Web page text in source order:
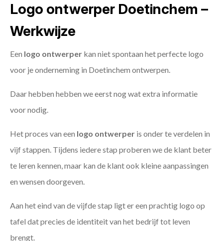
Logo ontwerper Doetinchem –
Werkwijze
Een logo ontwerper kan niet spontaan het perfecte logo
voor je onderneming in Doetinchem ontwerpen.
Daar hebben hebben we eerst nog wat extra informatie
voor nodig.
Het proces van een logo ontwerper is onder te verdelen in
vijf stappen. Tijdens iedere stap proberen we de klant beter
te leren kennen, maar kan de klant ook kleine aanpassingen
en wensen doorgeven.
Aan het eind van de vijfde stap ligt er een prachtig logo op
tafel dat precies de identiteit van het bedrijf tot leven
brengt.